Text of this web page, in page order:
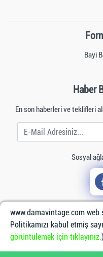
Bayi
Haber
En son haberleri ve teklifleri
E-Mail Adresiniz
Sosyal
www.damavintage.com
Politikamızı kabul etmiş
görüntülemek için tıklayınız.)